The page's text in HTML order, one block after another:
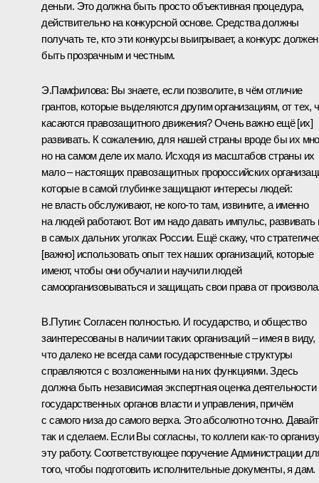
деньги. Это должна быть просто объективная процедура,
действительно на конкурсной основе. Средства должны
получать те, кто эти конкурсы выигрывает, а конкурс должен
быть прозрачным и честным.
Э.Памфилова: Вы знаете, если позволите, в чём отличие
грантов, которые выделяются другим организациям, от тех,
касаются правозащитного движения? Очень важно ещё [их]
развивать. К сожалению, для нашей страны вроде бы их
но на самом деле их мало. Исходя из масштабов страны их
мало – настоящих правозащитных пророссийских
которые в самой глубинке защищают интересы людей:
не власть обслуживают, не кого‑то там, извините, а именно
на людей работают. Вот им надо давать импульс, развивать
в самых дальних уголках России. Ещё скажу, что
[важно] использовать опыт тех наших организаций, которые
имеют, чтобы они обучали и научили людей
самоорганизовываться и защищать свои права от
В.Путин: Согласен полностью. И государство, и общество
заинтересованы в наличии таких организаций – имея в виду,
что далеко не всегда сами государственные структуры
справляются с возложенными на них функциями. Здесь
должна быть независимая экспертная оценка деятельности
государственных органов власти и управления, причём
с самого низа до самого верха. Это абсолютно точно.
так и сделаем. Если Вы согласны, то коллеги как‑то
эту работу. Соответствующее поручение Администрации
того, чтобы подготовить исполнительные документы, я дам.